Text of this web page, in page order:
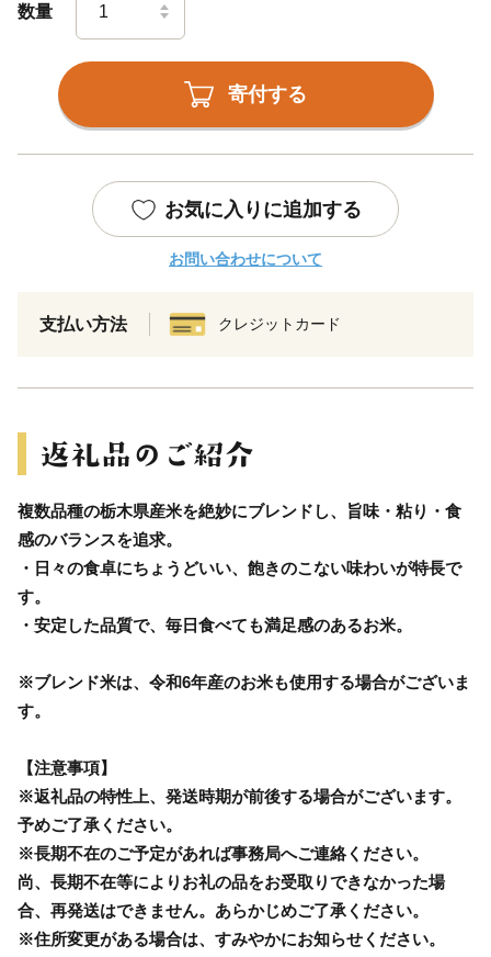
数量
寄付する
お気に入りに追加する
お問い合わせについて
支払い方法 クレジットカード
複数品種の栃木県産米を絶妙にブレンドし、旨味・粘り・食
感のバランスを追求。
・日々の食卓にちょうどいい、飽きのこない味わいが特長で
す。
・安定した品質で、毎日食べても満足感のあるお米。
※ブレンド米は、令和6年産のお米も使用する場合がございま
す。
【注意事項】
※返礼品の特性上、発送時期が前後する場合がございます。
予めご了承ください。
※長期不在のご予定があれば事務局へご連絡ください。
尚、長期不在等によりお礼の品をお受取りできなかった場
合、再発送はできません。あらかじめご了承ください。
※住所変更がある場合は、すみやかにお知らせください。